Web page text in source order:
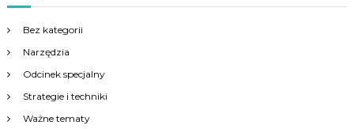
Bez kategorii
Narzędzia
Odcinek specjalny
Strategie i techniki
Ważne tematy